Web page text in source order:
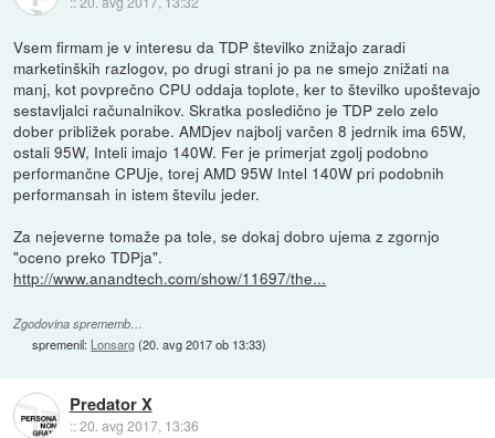
Vsem firmam je v interesu da TDP številko znižajo zaradi
marketinških razlogov, po drugi strani jo pa ne smejo znižati na
manj, kot povprečno CPU oddaja toplote, ker to številko upoštevajo
sestavljalci računalnikov. Skratka posledično je TDP zelo zelo
dober približek porabe. AMDjev najbolj varčen 8 jedrnik ima 65W,
ostali 95W, Inteli imajo 140W. Fer je primerjat zgolj podobno
performančne CPUje, torej AMD 95W Intel 140W pri podobnih
performansah in istem številu jeder.
Za nejeverne tomaže pa tole, se dokaj dobro ujema z zgornjo
"oceno preko TDPja".
http://www.anandtech.com/show/11697/the...
Zgodovina sprememb…
spremenil: Lonsarg(20. avg 2017 ob 13:33)
Predator X
::20. avg 2017, 13:36